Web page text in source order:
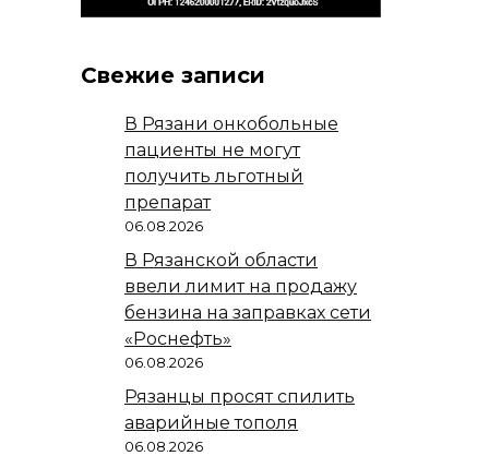
Свежие записи
В Рязани онкобольные
пациенты не могут
получить льготный
препарат
06.08.2026
В Рязанской области
ввели лимит на продажу
бензина на заправках сети
«Роснефть»
06.08.2026
Рязанцы просят спилить
аварийные тополя
06.08.2026